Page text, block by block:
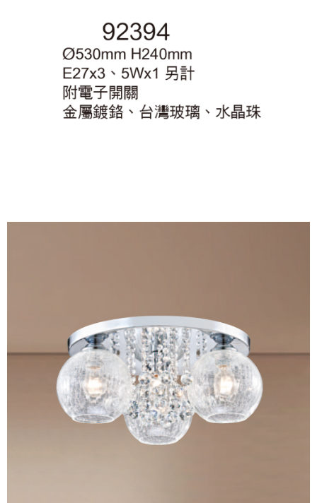
３．未成年的使用者請事先徵得法定代理人或監護人之同意方可使用
「AFTEE先享後付」，若未經同意申辦者引起之損失，本公司不負相關責
４．使用「AFTEE先享後付」時，將依據個別帳號之用戶狀況，依本公司即
時審查核予不同之上限額度；若仍有額度不足之情形，本公司將視審查結果
請求用戶進行身份認證。
５．嚴禁一人註冊多個帳號或使用他人資訊註冊。若發現惡意使用之情形，
恩沛科技股份有限公司將有權停止該用戶之使用額度並採取法律行動。